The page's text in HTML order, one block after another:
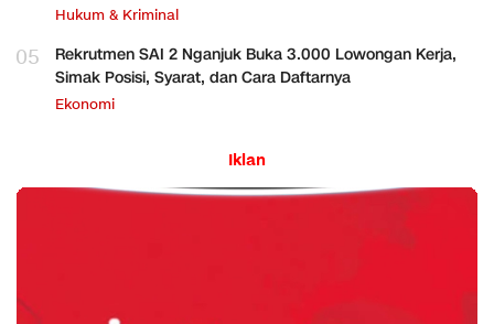
Hukum & Kriminal
05
Rekrutmen SAI 2 Nganjuk Buka 3.000 Lowongan Kerja,
Simak Posisi, Syarat, dan Cara Daftarnya
Ekonomi
Iklan